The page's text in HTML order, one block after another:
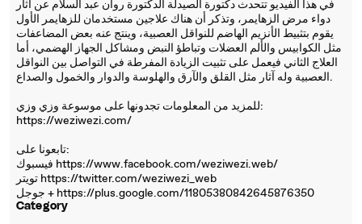
في هذا الفيديو تتحدث دكتورة الصيدلة الدكتورة روان عبد السلام عن آثار
دواء مرض الزهايمر، وتذكر أن هناك علاجين مستخدمان للزهايمر الأول
يقوم بتثبيط الأنزيم الهاضم للنواقل العصبية، وينتج عنه بعض المضاعفات
مثل الكوابيس والألم العضلات وتباطؤ النبض ومشاكل الجهاز الهضمي، أما
العلاج الثاني فيعمل على تثبيت الزيادة المفرطة في التواصل بين النواقل
العصبية وله آثار مثل القلق والآرق والهلوسة والدوار والخمول والصداع.
للمزيد من المعلومات تجدونها على موسوعة وزي وزي:
https://weziwezi.com/
تابعونا على:
فيسبوك https://www.facebook.com/weziwezi.web/
تويتر https://twitter.com/weziwezi_web
جوجل + https://plus.google.com/11805380842645876350
Category